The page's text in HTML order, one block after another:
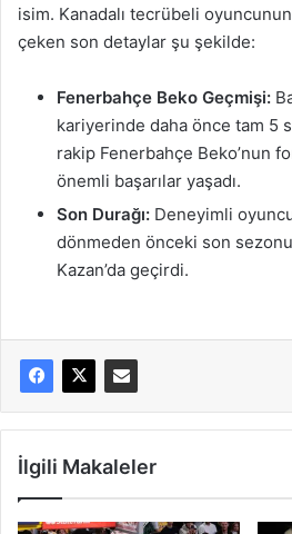
isim. Kanadalı tecrübeli
çeken son detaylar şu şekilde:
Fenerbahçe Beko Geçmişi:
kariyerinde daha önce tam 5
rakip Fenerbahçe Beko’nun
önemli başarılar yaşadı.
Son Durağı: Deneyimli
dönmeden önceki son
Kazan’da geçirdi.
İlgili Makaleler